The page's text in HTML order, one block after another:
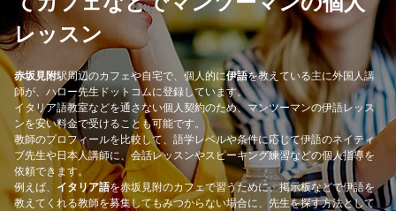
レッスン
赤坂見附駅周辺のカフェや自宅で、個人的に伊語を教えている主に外国人講
師が、ハロー先生ドットコムに登録しています。
イタリア語教室などを通さない個人契約のため、マンツーマンの伊語レッス
ンを安い料金で受けることも可能です。
教師のプロフィールを比較して、語学レベルや条件に応じて伊語のネイティ
ブ先生や日本人講師に、会話レッスンやスピーキング練習などの個人指導を
依頼できます。
例えば、 イタリア語を赤坂見附のカフェで習うために、掲示板などで伊語を
教えてくれる教師を募集してもみつからない場合に、先生を探す方法として